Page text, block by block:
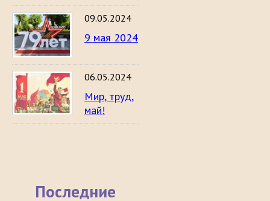
09.05.2024
9 мая 2024
06.05.2024
Мир, труд,
май!
Последние